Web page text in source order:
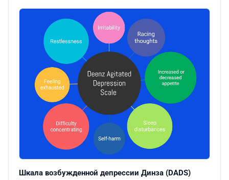
Шкала возбужденной депрессии Динза (DADS)